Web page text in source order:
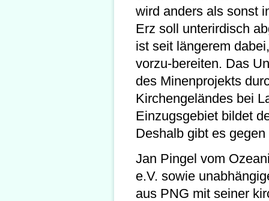
wird anders als sonst
Erz soll unterirdisch
ist seit längerem
vorzu-bereiten. Das
des Minenprojekts
Kirchengeländes bei
Einzugsgebiet bildet
Deshalb gibt es
Jan Pingel vom
e.V. sowie
aus PNG mit seiner